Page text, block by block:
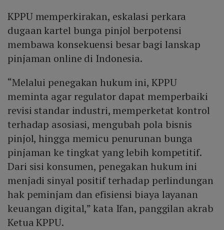
KPPU memperkirakan, eskalasi perkara
dugaan kartel bunga pinjol berpotensi
membawa konsekuensi besar bagi lanskap
pinjaman online di Indonesia.
“Melalui penegakan hukum ini, KPPU
meminta agar regulator dapat memperbaiki
revisi standar industri, memperketat kontrol
terhadap asosiasi, mengubah pola bisnis
pinjol, hingga memicu penurunan bunga
pinjaman ke tingkat yang lebih kompetitif.
Dari sisi konsumen, penegakan hukum ini
menjadi sinyal positif terhadap perlindungan
hak peminjam dan efisiensi biaya layanan
keuangan digital,” kata Ifan, panggilan akrab
Ketua KPPU.